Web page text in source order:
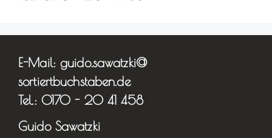
E-Mail: guido.sawatzki@
sortiertbuchstaben.de
Tel.: 0170 - 20 41 458
Guido Sawatzki